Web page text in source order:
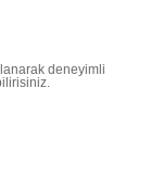
deneyimli